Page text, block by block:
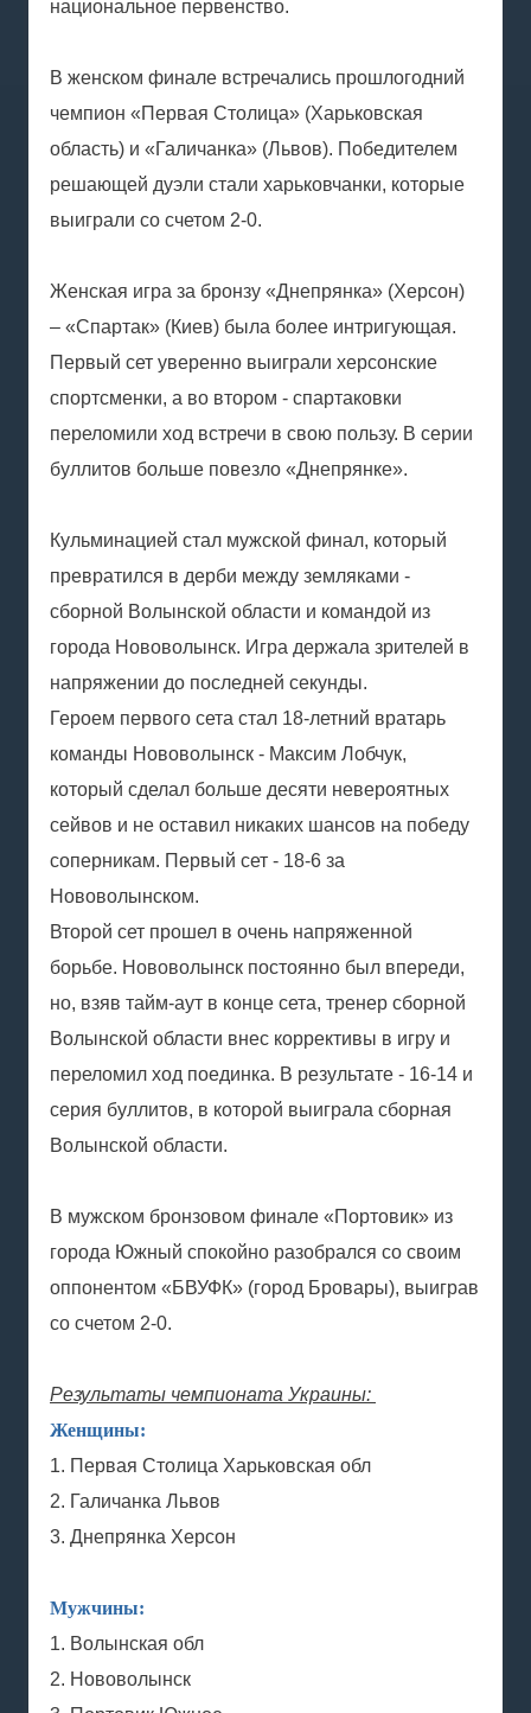
национальное первенство.
В женском финале встречались прошлогодний
чемпион «Первая Столица» (Харьковская
область) и «Галичанка» (Львов). Победителем
решающей дуэли стали харьковчанки, которые
выиграли со счетом 2-0.
Женская игра за бронзу «Днепрянка» (Херсон)
– «Спартак» (Киев) была более интригующая.
Первый сет уверенно выиграли херсонские
спортсменки, а во втором - спартаковки
переломили ход встречи в свою пользу. В серии
буллитов больше повезло «Днепрянке».
Кульминацией стал мужской финал, который
превратился в дерби между земляками -
сборной Волынской области и командой из
города Нововолынск. Игра держала зрителей в
напряжении до последней секунды.
Героем первого сета стал 18-летний вратарь
команды Нововолынск - Максим Лобчук,
который сделал больше десяти невероятных
сейвов и не оставил никаких шансов на победу
соперникам. Первый сет - 18-6 за
Нововолынском.
Второй сет прошел в очень напряженной
борьбе. Нововолынск постоянно был впереди,
но, взяв тайм-аут в конце сета, тренер сборной
Волынской области внес коррективы в игру и
переломил ход поединка. В результате - 16-14 и
серия буллитов, в которой выиграла сборная
Волынской области.
В мужском бронзовом финале «Портовик» из
города Южный спокойно разобрался со своим
оппонентом «БВУФК» (город Бровары), выиграв
со счетом 2-0.
Результаты чемпионата Украины:
Женщины:
1. Первая Столица Харьковская обл
2. Галичанка Львов
3. Днепрянка Херсон
Мужчины:
1. Волынская обл
2. Нововолынск